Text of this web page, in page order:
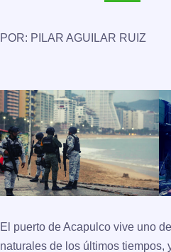
POR: PILAR AGUILAR RUIZ
El puerto de Acapulco vive uno
naturales de los últimos tiempos,